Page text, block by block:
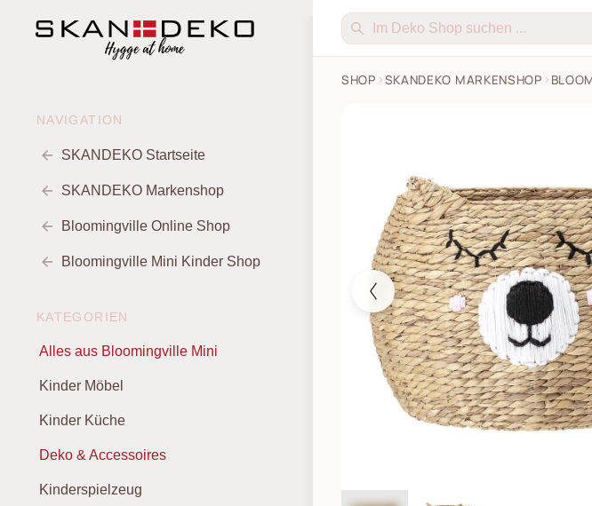
NAVIGATION
SKANDEKO Startseite
SKANDEKO Markenshop
Bloomingville Online Shop
Bloomingville Mini Kinder Shop
KATEGORIEN
Alles aus Bloomingville Mini
Kinder Möbel
Kinder Küche
Deko & Accessoires
Kinderspielzeug
SHOP SKANDEKO MARKENSHOP